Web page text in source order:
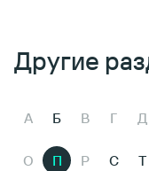
Другие
А Б В Г Д
О П Р С Т